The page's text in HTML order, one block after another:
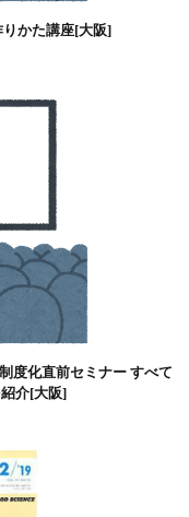
かた講座[大阪]
度化直前セミナー すべて
介[大阪]